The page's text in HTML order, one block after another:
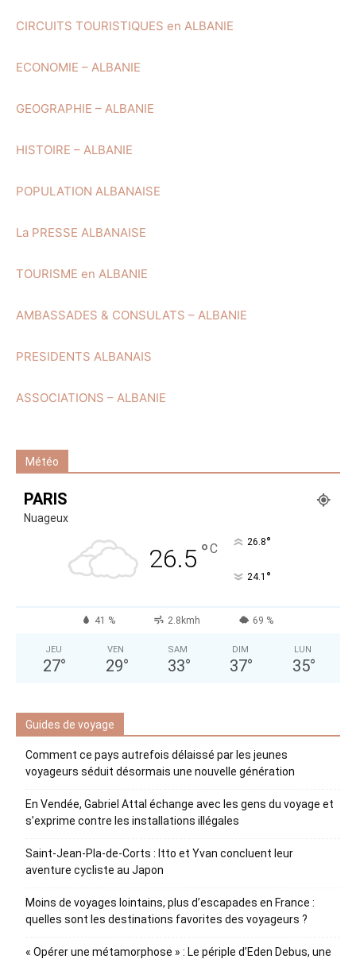
CIRCUITS TOURISTIQUES en ALBANIE
ECONOMIE – ALBANIE
GEOGRAPHIE – ALBANIE
HISTOIRE – ALBANIE
POPULATION ALBANAISE
La PRESSE ALBANAISE
TOURISME en ALBANIE
AMBASSADES & CONSULATS – ALBANIE
PRESIDENTS ALBANAIS
ASSOCIATIONS – ALBANIE
Météo
PARIS
Nuageux
26.5 °C 26.8°
24.1 °
41 % 2.8kmh 69 %
JEU
27°
VEN
29°
SAM
33°
DIM
37°
LUN
35°
Guides de voyage
Comment ce pays autrefois délaissé par les jeunes
voyageurs séduit désormais une nouvelle génération
En Vendée, Gabriel Attal échange avec les gens du voyage et
s’exprime contre les installations illégales
Saint-Jean-Pla-de-Corts : Itto et Yvan concluent leur
aventure cycliste au Japon
Moins de voyages lointains, plus d’escapades en France :
quelles sont les destinations favorites des voyageurs ?
« Opérer une métamorphose » : Le périple d’Eden Debus, une